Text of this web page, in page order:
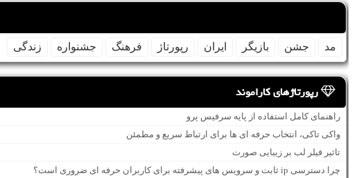
مد جشن بازیگر ایران رپورتاژ فرهنگ جشنواره زندگی
رپورتاژهای کاراموند
راهنمای کامل استفاده از پایه سرفیس پرو
واکی تاکی، انتخاب حرفه ای ها برای ارتباط سریع و مطمئن
تاثیر فیلر لب بر زیبایی صورت
چرا دسترسی ip ثابت و سرویس های پیشرفته برای کاربران حرفه ای ضروری است؟